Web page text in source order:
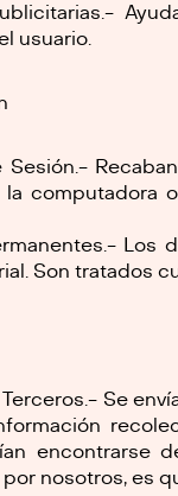
usuario.
Sesión.-
la computadora
Los
Son tratados
Se
encontrarse
nosotros, es